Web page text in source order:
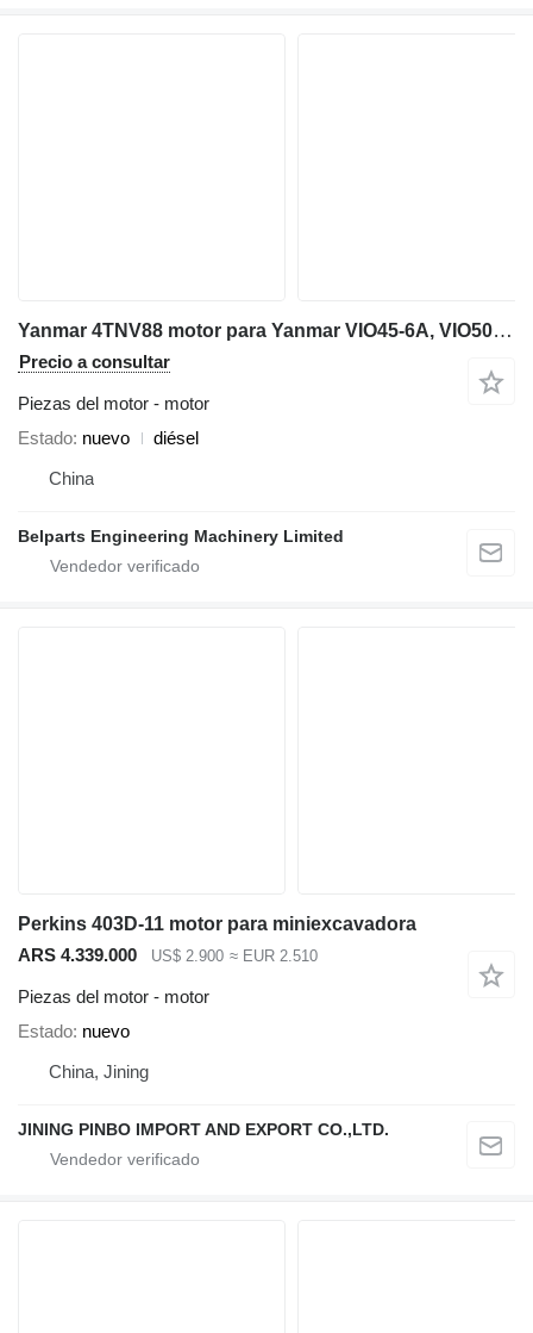
Yanmar 4TNV88 motor para Yanmar VIO45-6A, VIO50U ,VIO50-6A, VIO55-5A, VIO55-6A miniexcavadora
Precio a consultar
Piezas del motor - motor
Estado nuevo
diésel
China
Belparts Engineering Machinery Limited
Perkins 403D-11 motor para miniexcavadora
ARS 4.339.000
US$ 2.900 ≈ EUR 2.510
Piezas del motor - motor
Estado nuevo
China, Jining
JINING PINBO IMPORT AND EXPORT CO.,LTD.